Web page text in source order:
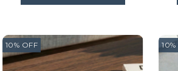
10% OFF 10%